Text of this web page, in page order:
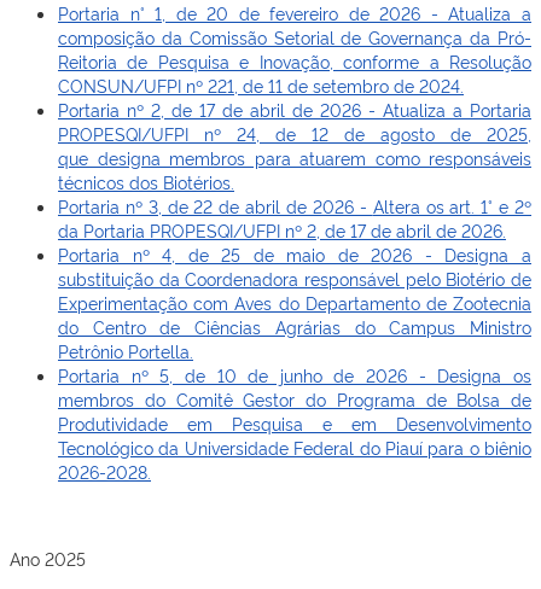
Portaria n° 1, de 20 de fevereiro de 2026 - Atualiza a
composição da Comissão Setorial de Governança da Pró-
Reitoria de Pesquisa e Inovação, conforme a Resolução
CONSUN/UFPI nº 221, de 11 de setembro de 2024.
Portaria nº 2, de 17 de abril de 2026 - Atualiza a Portaria
PROPESQI/UFPI nº 24, de 12 de agosto de 2025,
que designa membros para atuarem como responsáveis
técnicos dos Biotérios.
Portaria nº 3, de 22 de abril de 2026 - Altera os art. 1° e 2º
da Portaria PROPESQI/UFPI nº 2, de 17 de abril de 2026.
Portaria nº 4, de 25 de maio de 2026 - Designa a
substituição da Coordenadora responsável pelo Biotério de
Experimentação com Aves do Departamento de Zootecnia
do Centro de Ciências Agrárias do Campus Ministro
Petrônio Portella.
Portaria nº 5, de 10 de junho de 2026 - Designa os
membros do Comitê Gestor do Programa de Bolsa de
Produtividade em Pesquisa e em Desenvolvimento
Tecnológico da Universidade Federal do Piauí para o biênio
2026-2028.
Ano 2025